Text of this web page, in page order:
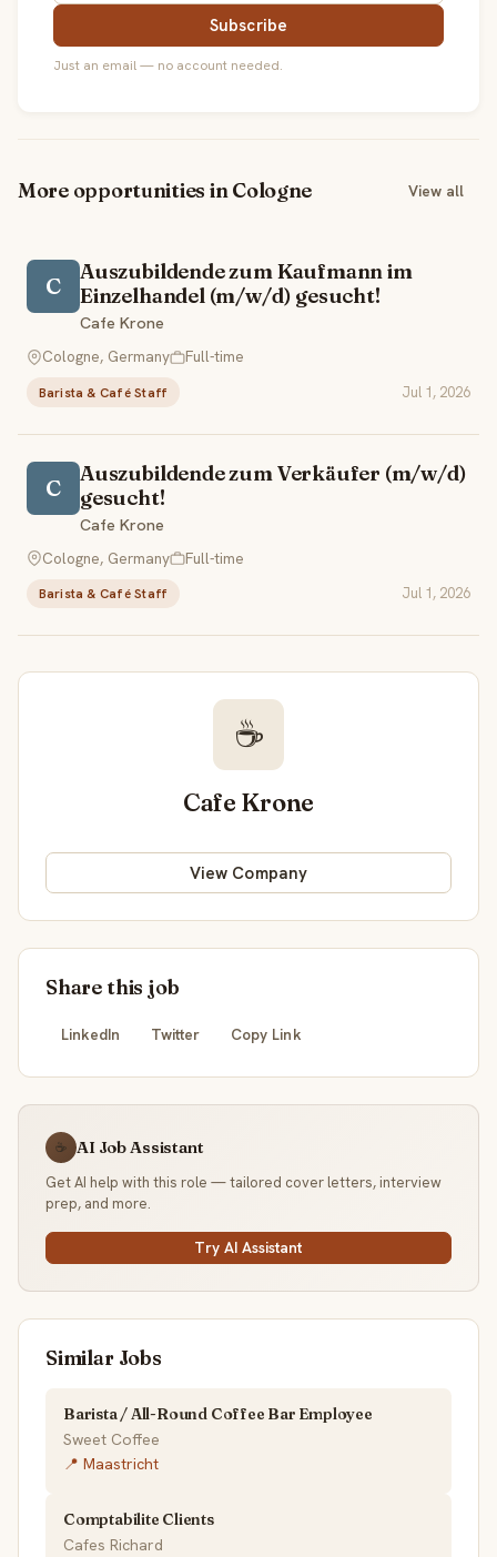
Subscribe
Just an email — no account needed.
More opportunities in Cologne View all
C
Auszubildende zum Kaufmann im
Einzelhandel (m/w/d) gesucht!
Cafe Krone
Cologne, Germany
Full-time
Barista & Café Staff Jul 1, 2026
C
Auszubildende zum Verkäufer (m/w/d)
gesucht!
Cafe Krone
Cologne, Germany
Full-time
Barista & Café Staff Jul 1, 2026
☕
Cafe Krone
View Company
Share this job
LinkedIn Twitter Copy Link
☕ AI Job Assistant
Get AI help with this role — tailored cover letters, interview
prep, and more.
Try AI Assistant
Similar Jobs
Barista / All-Round Coffee Bar Employee
Sweet Coffee
📍 Maastricht
Comptabilite Clients
Cafes Richard